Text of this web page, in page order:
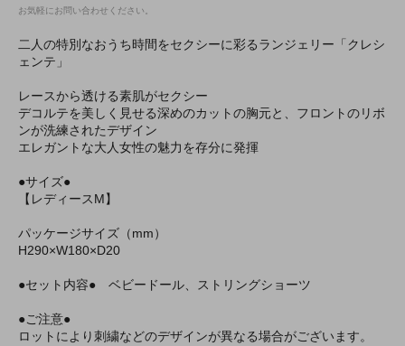
お気軽にお問い合わせください。
二人の特別なおうち時間をセクシーに彩るランジェリー「クレシ
ェンテ」
レースから透ける素肌がセクシー
デコルテを美しく見せる深めのカットの胸元と、フロントのリボ
ンが洗練されたデザイン
エレガントな大人女性の魅力を存分に発揮
●サイズ●
【レディースM】
パッケージサイズ（mm）
H290×W180×D20
●セット内容● ベビードール、ストリングショーツ
●ご注意●
ロットにより刺繍などのデザインが異なる場合がございます。